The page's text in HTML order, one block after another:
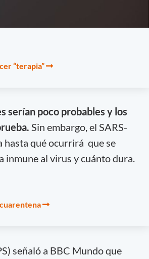
“terapia”
serían poco probables y los
Sin embargo, el SARS-
hasta qué ocurrirá que se
inmune al virus y cuánto dura.
señaló a BBC Mundo que